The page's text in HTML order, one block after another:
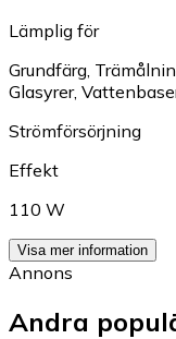
Lämplig för
Grundfärg,
Glasyrer,
Strömförsörjning
Effekt
110 W
Visa mer information
Annons
Andra